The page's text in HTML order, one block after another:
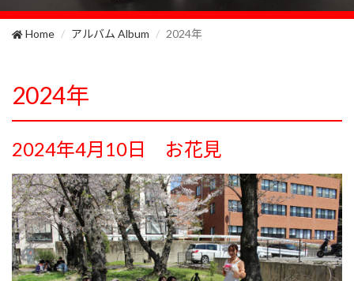
Home アルバム Album 2024年
2024年
2024年4月10日 お花見